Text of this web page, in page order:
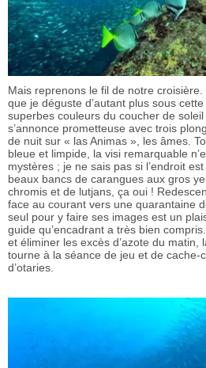
Mais reprenons le fil de notre croisière.
que je déguste d’autant plus sous
superbes couleurs du coucher de
s’annonce prometteuse avec trois
de nuit sur « las Animas », les âmes.
bleue et limpide, la visi remarquable
mystères ; je ne sais pas si l’endroit
beaux bancs de carangues aux gros
chromis et de lutjans, ça oui !
face au courant vers une quarantaine
seul pour y faire ses images est un
guide qu’encadrant a très bien
et éliminer les excès d’azote du matin,
tourne à la séance de jeu et de cache-
d’otaries.